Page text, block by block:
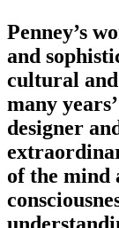
Penney’s
and
cultural
many
designer
of the mind